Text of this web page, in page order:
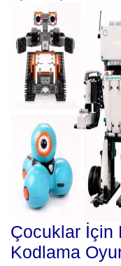
Çocuklar İçin
Kodlama